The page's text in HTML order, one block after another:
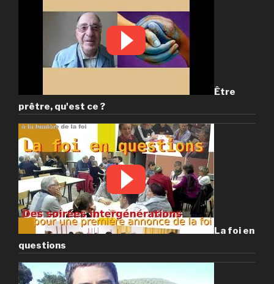
Être
prêtre, qu'est ce ?
La foi en
questions